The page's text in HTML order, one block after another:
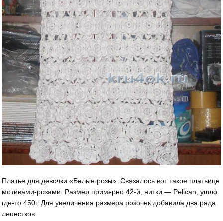
Платье для девочки «Белые розы». Связалось вот такое платьице
мотивами-розами. Размер примерно 42-й, нитки — Pelican, ушло
где-то 450г. Для увеличения размера розочек добавила два ряда
лепестков.